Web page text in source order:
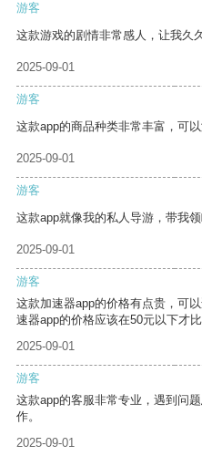
游客
这款游戏的剧情非常感人，让我久
2025-09-01
游客
这款app的商品种类非常丰富，可
2025-09-01
游客
这款app就像我的私人导游，带我领
2025-09-01
游客
这款加速器app的价格有点贵，可
速器app的价格应该在50元以下才比
2025-09-01
游客
这款app的客服非常专业，遇到问
作。
2025-09-01